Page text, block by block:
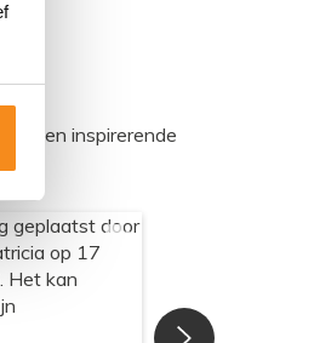
een inspirerende